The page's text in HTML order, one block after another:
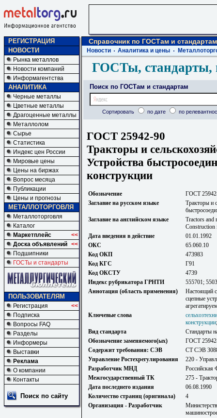
РЕГИСТРАЦИЯ
НОВОСТИ
Рынка металлов
Новости компаний
Информагентства
АНАЛИТИКА
Черные металлы
Цветные металлы
Драгоценные металлы
Металлолом
Сырье
Статистика
Индекс цен России
Мировые цены
Цены на биржах
Вопрос месяца
Публикации
Цены и прогнозы
МЕТАЛЛОТОРГОВЛЯ
Металлоторговля
Каталог
Маркетплейс
<<
Доска объявлений <<
Подшипники
ГОСТы и стандарты
ПОЛЬЗОВАТЕЛЯМ
Регистрация
<<
Подписка
Вопросы FAQ
Разделы
Информеры
Выставки
Реклама
О компании
Контакты
Поиск по сайту
Справочник по ГОСТам и стандартам
Новости Аналитика и цены
ГОСТы, стандарты,
Поиск по ГОСТам и стандартам
Сортировать по дате по
ГОСТ 25942-90
Тракторы и
Устройства
конструкции
Обозначение
ГОСТ
Заглавие на русском языке
Тракторы и
Заглавие на английском языке
Tractors and
Construction
Дата введения в действие
01.01.1992
ОКС
65.060.10
Код ОКП
473983
Код КГС
Г91
Код ОКСТУ
4739
Индекс рубрикатора ГРНТИ
555701;
Аннотация (область применения)
Настоящий
сцепные
Ключевые слова
конструкции
Вид стандарта
Стандарты
Обозначение заменяемого(ых)
ГОСТ
Содержит требования: СЭВ
СТ СЭВ
Управление Ростехрегулирования
220 -
Разработчик МНД
Российская
Межгосударственный ТК
275 -
Дата последнего издания
06.08.1990
Количество страниц (оригинала)
4
Организация - Разработчик